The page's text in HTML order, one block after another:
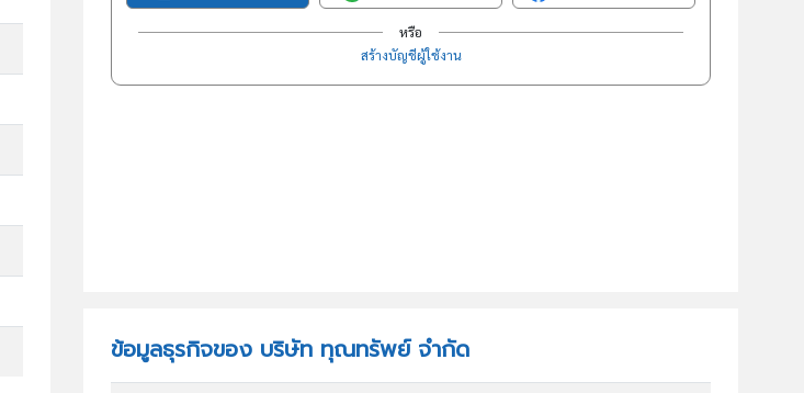
หรือ
สร้างบัญชีผู้ใช้งาน
ข้อมูลธุรกิจของ บริษัท ทุณทรัพย์ จำกัด